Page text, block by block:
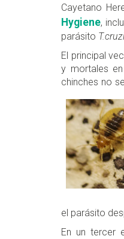
Cayetano
Hygiene,
parásito T.cruzi
El principal
y mortales
chinches no
el parásito
En un tercer